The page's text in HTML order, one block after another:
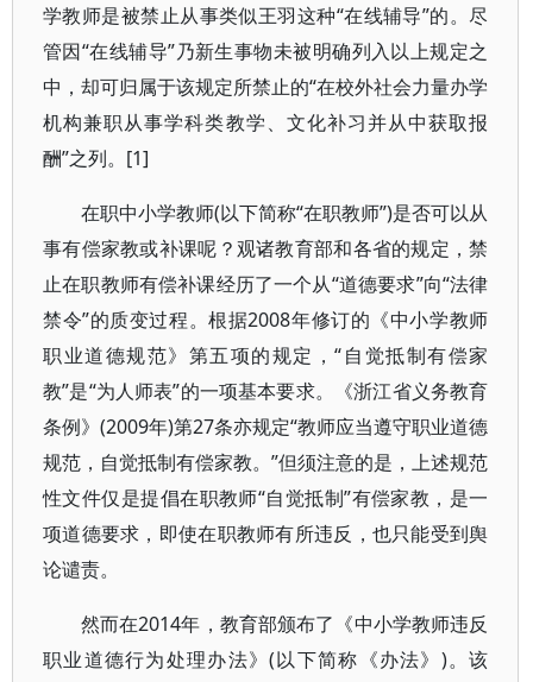
学教师是被禁止从事类似王羽这种“在线辅导”的。尽
管因“在线辅导”乃新生事物未被明确列入以上规定之
中，却可归属于该规定所禁止的“在校外社会力量办学
机构兼职从事学科类教学、文化补习并从中获取报
酬”之列。[1]
在职中小学教师(以下简称“在职教师”)是否可以从
事有偿家教或补课呢？观诸教育部和各省的规定，禁
止在职教师有偿补课经历了一个从“道德要求”向“法律
禁令”的质变过程。根据2008年修订的《中小学教师
职业道德规范》第五项的规定，“自觉抵制有偿家
教”是“为人师表”的一项基本要求。《浙江省义务教育
条例》(2009年)第27条亦规定“教师应当遵守职业道德
规范，自觉抵制有偿家教。”但须注意的是，上述规范
性文件仅是提倡在职教师“自觉抵制”有偿家教，是一
项道德要求，即使在职教师有所违反，也只能受到舆
论谴责。
然而在2014年，教育部颁布了《中小学教师违反
职业道德行为处理办法》(以下简称《办法》)。该